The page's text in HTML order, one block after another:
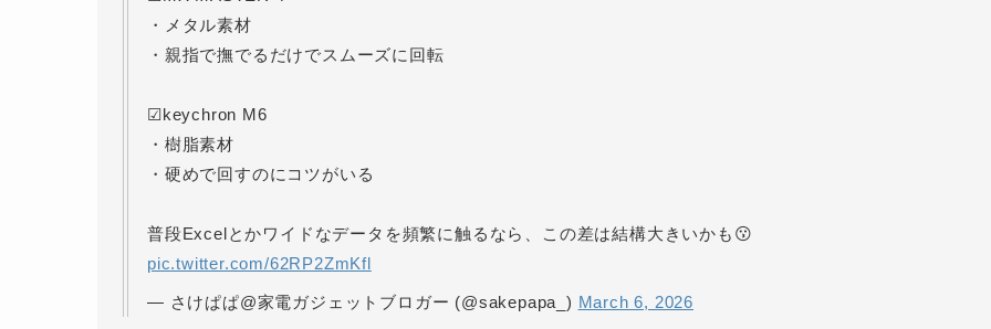
・メタル素材
・親指で撫でるだけでスムーズに回転
☑︎keychron M6
・樹脂素材
・硬めで回すのにコツがいる
普段Excelとかワイドなデータを頻繁に触るなら、この差は結構大きいかも😗
pic.twitter.com/62RP2ZmKfl
— さけぱぱ@家電ガジェットブロガー (@sakepapa_) March 6, 2026